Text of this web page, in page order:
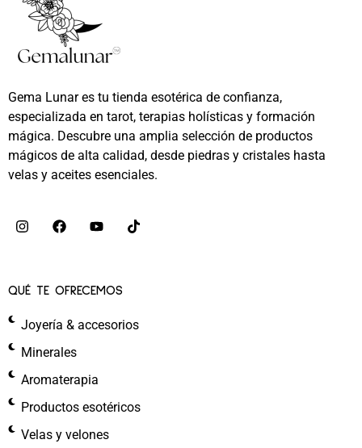
Gema Lunar es tu tienda esotérica de confianza,
especializada en tarot, terapias holísticas y formación
mágica. Descubre una amplia selección de productos
mágicos de alta calidad, desde piedras y cristales hasta
velas y aceites esenciales.
QUÉ TE OFRECEMOS
Joyería & accesorios
Minerales
Aromaterapia
Productos esotéricos
Velas y velones